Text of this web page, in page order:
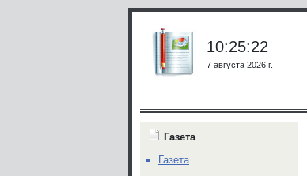
10:25:22
7 августа 2026 г.
Газета
Газета